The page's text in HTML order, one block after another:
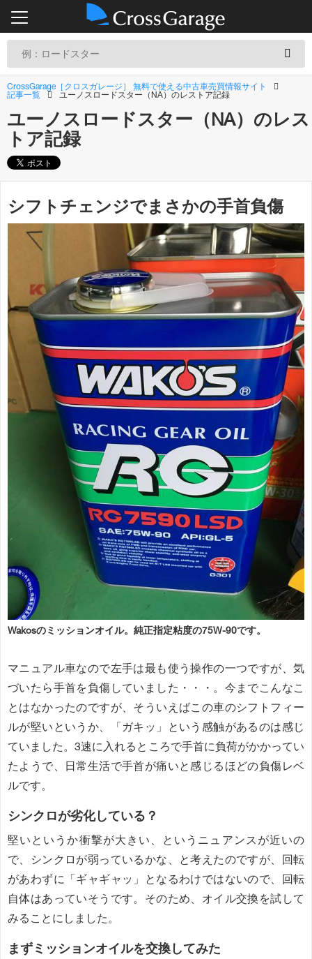
CrossGarage［クロスガレージ］ 無料で使える中古車売買情報サイト
記事一覧
ユーノスロードスター（NA）のレストア記録
ユーノスロードスター（NA）のレス
トア記録
シフトチェンジでまさかの手首負傷
Wakosのミッションオイル。純正指定粘度の75W-90です。
マニュアル車なので左手は最も使う操作の一つですが、気
づいたら手首を負傷していました・・・。今までこんなこ
とはなかったのですが、そういえばこの車のシフトフィー
ルが堅いというか、「ガキッ」という感触があるのは感じ
ていました。3速に入れるところで手首に負荷がかかってい
たようで、日常生活で手首が痛いと感じるほどの負傷レベ
ルです。
シンクロが劣化している？
堅いというか衝撃が大きい、というニュアンスが近いの
で、シンクロが弱っているかな、と考えたのですが、回転
があわずに「ギャギャッ」となるわけではないので、回転
自体はあっていそうです。そのため、オイル交換を試して
みることにしました。
まずミッションオイルを交換してみた